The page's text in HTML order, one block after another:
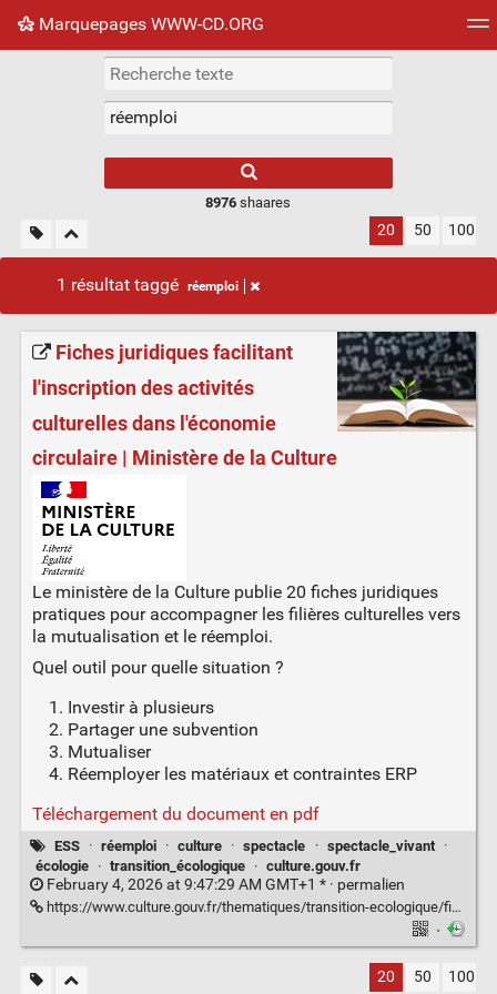
Marquepages WWW-CD.ORG
Nuage de tags Mur d'images
8976 shaares
20 50 100
1 résultat taggé réemploi
Fiches juridiques facilitant
l'inscription des activités
culturelles dans l'économie
circulaire | Ministère de la Culture
Le ministère de la Culture publie 20 fiches juridiques
pratiques pour accompagner les filières culturelles vers
la mutualisation et le réemploi.
Quel outil pour quelle situation ?
Investir à plusieurs
Partager une subvention
Mutualiser
Réemployer les matériaux et contraintes ERP
Téléchargement du document en pdf
ESS · réemploi · culture · spectacle · spectacle_vivant
·
écologie
· transition_écologique · culture.gouv.fr
February 4, 2026 at 9:47:29 AM GMT+1 * · permalien
https://www.culture.gouv.fr/thematiques/transition-ecologique/fiches-juridiques-facilitant-l-inscription-des-activites-culturelles-dans-l-economie-circulaire
·
20 50 100